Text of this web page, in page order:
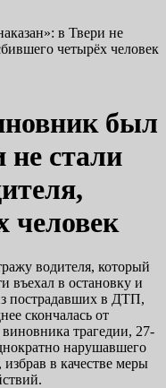
в Твери не
четырёх человек
был
не стали
человек
водителя, который
въехал в остановку и
пострадавших в ДТП,
скончалась от
трагедии, 27-
нарушавшего
в качестве меры